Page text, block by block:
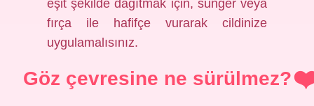
eşit şekilde dağıtmak için, sünger veya
fırça ile hafifçe vurarak cildinize
uygulamalısınız.
Göz çevresine ne sürülmez?